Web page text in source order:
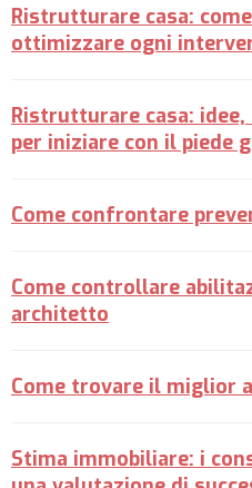
Ristrutturare casa:
ottimizzare ogni
Ristrutturare casa:
per iniziare con il piede
Come confrontare
Come controllare
architetto
Come trovare il miglior
Stima immobiliare: i